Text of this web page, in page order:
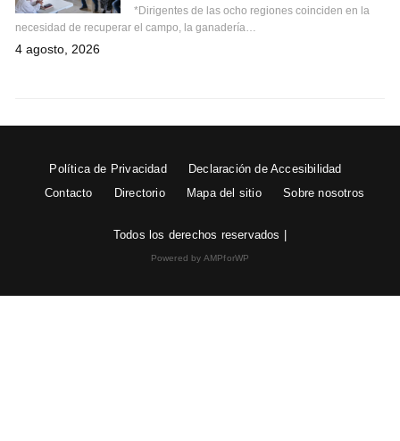
*Dirigentes de las ocho regiones coinciden en la
necesidad de recuperar el campo, la ganadería…
4 agosto, 2026
Política de Privacidad
Declaración de Accesibilidad
Contacto
Directorio Mapa del sitio Sobre nosotros
Todos los derechos reservados |
Powered by AMPforWP